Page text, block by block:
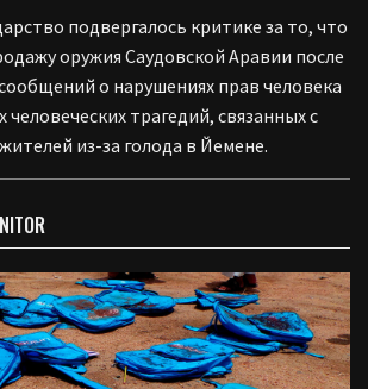
подвергалось критике за то, что
оружия Саудовской Аравии после
о нарушениях прав человека
человеческих трагедий, связанных с
из-за голода в Йемене.